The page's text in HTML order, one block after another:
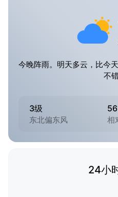
今晚阵雨。明天多云，比今
不错
3级
东北偏东风 相
24小